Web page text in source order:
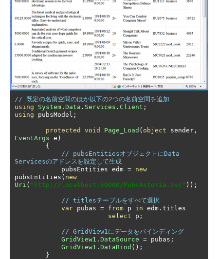
// 既定の名前空間のほか以下の2つの名前空間を追加
using
System . Data . Services . Client ;
using pubsModel ;
protected void Page_Load ( object sender ,
EventArgs e )
{
// pubsEntitiesオブジェクトにData
Servicesのアドレスを設定して生成
            pubsEntities edm
= new
pubsEntities ( new
Uri ( "http://localhost:50000/PubsAstoria.svc" ));
// titlesテーブルをすべて選択
var pubas = from p in edm . titles
select p ;
// GridView1にデータをバインディング
GridView1 . DataSource = pubas ;
GridView1 . DataBind ();
}